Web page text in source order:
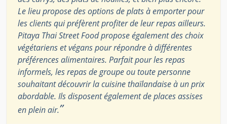
Le lieu propose des options de plats à emporter pour
les clients qui préfèrent profiter de leur repas ailleurs.
Pitaya Thai Street Food propose également des choix
végétariens et végans pour répondre à différentes
préférences alimentaires. Parfait pour les repas
informels, les repas de groupe ou toute personne
souhaitant découvrir la cuisine thaïlandaise à un prix
abordable. Ils disposent également de places assises
en plein air.”